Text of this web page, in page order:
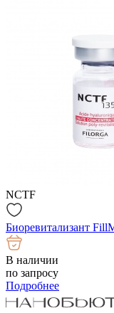
NCTF
Биоревитализант
В наличии
по запросу
Подробнее